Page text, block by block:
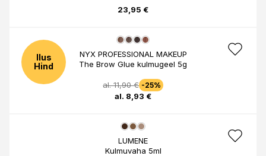
23,95 €
Ilus
Hind
NYX PROFESSIONAL MAKEUP
The Brow Glue kulmugeel 5g
al. 11,90 € -25%
al. 8,93 €
LUMENE
Kulmuvaha 5ml